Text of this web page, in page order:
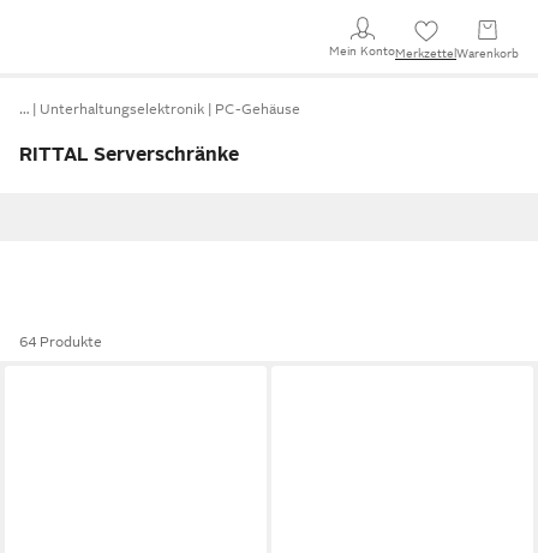
Mein KontoMerkzettel Warenkorb
… Unterhaltungselektronik PC-Gehäuse
RITTAL Serverschränke
64 Produkte